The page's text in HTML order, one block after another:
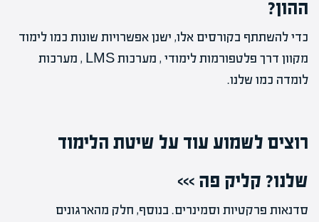
ההון?
כדי להשתתף בקורסים אלו, ישנן אפשרויות שונות כמו לימוד
מקוון דרך פלטפורמות לימודי , מערכות LMS , מערכות
לומדה כמו שלנו.
רוצים לשמוע עוד על שיטת הלימוד
שלנו? קליק פה >>>
סדנאות פרקטיות וסמינרים. בנוסף, חלק מהארגונים